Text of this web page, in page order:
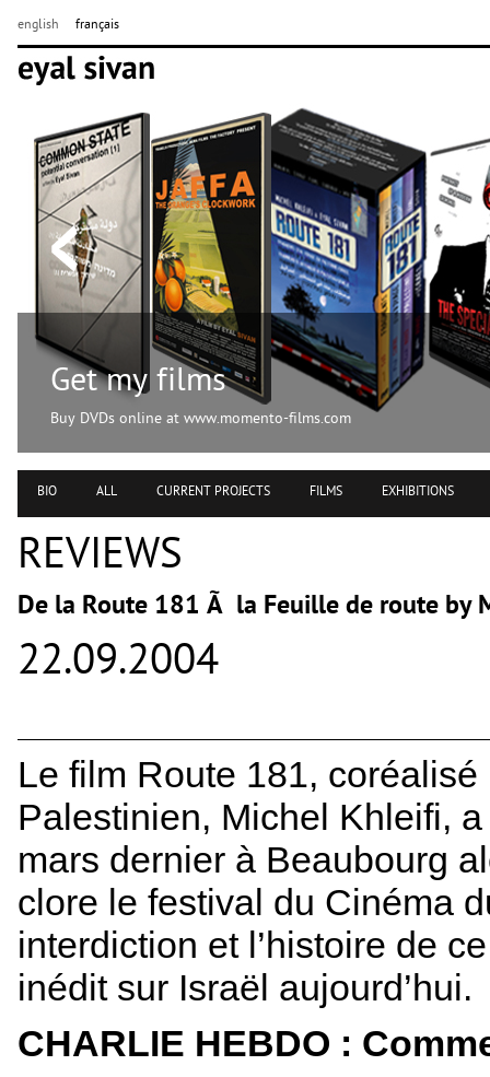
english français
Get my films
Buy DVDs online at www.momento-films.com
BIO ALL CURRENT PROJECTS FILMS EXHIBITIONS
REVIEWS
De la Route 181 Ã la Feuille de route by
22.09.2004
Le film Route 181,
Palestinien, Michel Khleifi,
mars dernier à Beaubourg
clore le festival du Cinéma
interdiction et l’histoire de
inédit sur Israël aujourd’hui.
CHARLIE HEBDO :